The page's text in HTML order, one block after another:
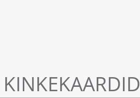
KINKEKAARDID